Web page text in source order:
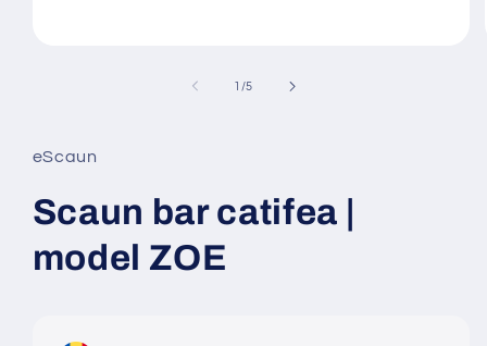
fereastră
modală
1 /din
5
eScaun
Scaun bar catifea |
model ZOE